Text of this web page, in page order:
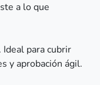
a lo que
para cubrir
y aprobación ágil.